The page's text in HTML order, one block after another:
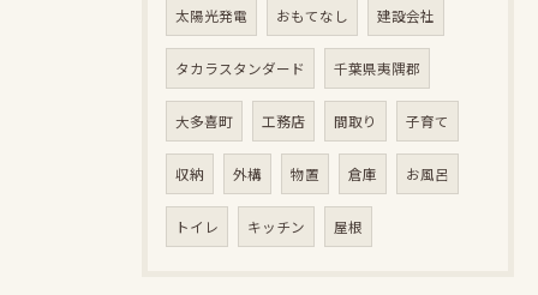
太陽光発電 おもてなし 建設会社
タカラスタンダード 千葉県夷隅郡
大多喜町 工務店 間取り 子育て
収納 外構 物置 倉庫 お風呂
トイレ キッチン 屋根